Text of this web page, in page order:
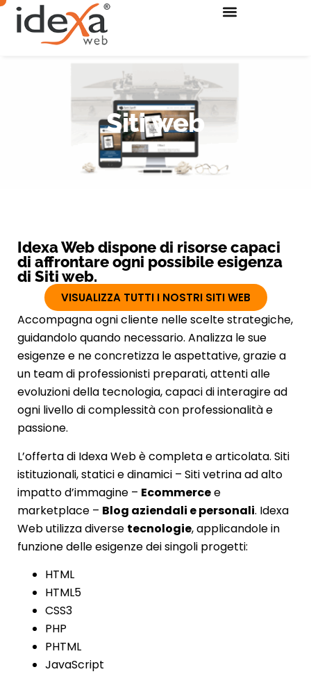
Siti web
Idexa Web dispone di risorse capaci
di affrontare ogni possibile esigenza
di Siti web.
VISUALIZZA TUTTI I NOSTRI SITI WEB
Accompagna ogni cliente nelle scelte strategiche,
guidandolo quando necessario. Analizza le sue
esigenze e ne concretizza le aspettative, grazie a
un team di professionisti preparati, attenti alle
evoluzioni della tecnologia, capaci di interagire ad
ogni livello di complessità con professionalità e
passione.
L’offerta di Idexa Web è completa e articolata. Siti
istituzionali, statici e dinamici – Siti vetrina ad alto
impatto d’immagine – Ecommercee
marketplace – Blog aziendali e personali. Idexa
Web utilizza diverse tecnologie, applicandole in
funzione delle esigenze dei singoli progetti:
HTML
HTML5
CSS3
PHP
PHTML
JavaScript